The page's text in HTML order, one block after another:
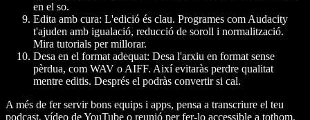
en el so.
Edita amb cura: L'edició és clau. Programes com Audacity
t'ajuden amb igualació, reducció de soroll i normalització.
Mira tutorials per millorar.
Desa en el format adequat: Desa l'arxiu en format sense
pèrdua, com WAV o AIFF. Així evitaràs perdre qualitat
mentre editis. Després el podràs convertir si cal.
A més de fer servir bons equips i apps, pensa a transcriure el teu
podcast, vídeo de YouTube o reunió per fer-lo accessible a tothom.